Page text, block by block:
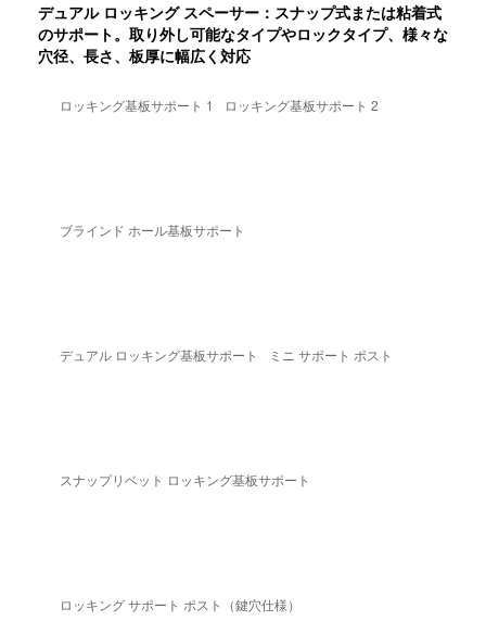
デュアル ロッキング スペーサー：スナップ式または粘着式
のサポート。取り外し可能なタイプやロックタイプ、様々な
穴径、長さ、板厚に幅広く対応
ロッキング基板サポート 1 ロッキング基板サポート 2
ブラインド ホール基板サポート
デュアル ロッキング基板サポート ミニ サポート ポスト
スナップリベット ロッキング基板サポート
ロッキング サポート ポスト（鍵穴仕様）